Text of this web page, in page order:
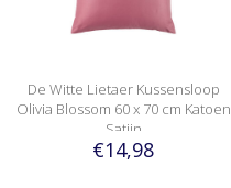
De Witte Lietaer Kussensloop
Olivia Blossom 60 x 70 cm Katoen
Satijn
€14,98